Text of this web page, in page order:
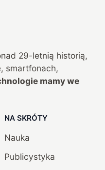
29-letnią historią,
smartfonach,
mamy we
NA SKRÓTY
Nauka
Publicystyka